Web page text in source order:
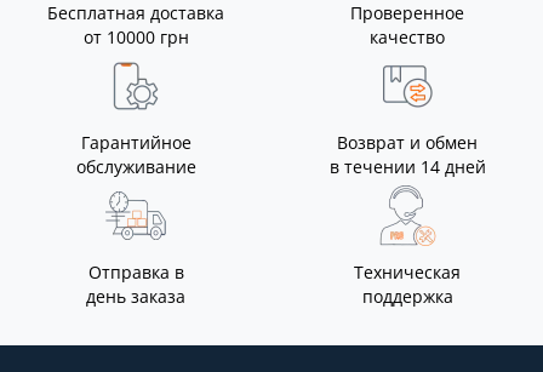
Бесплатная доставка
от 10000 грн
Проверенное
качество
Гарантийное
обслуживание
Возврат и обмен
в течении 14 дней
Отправка в
день заказа
Техническая
поддержка